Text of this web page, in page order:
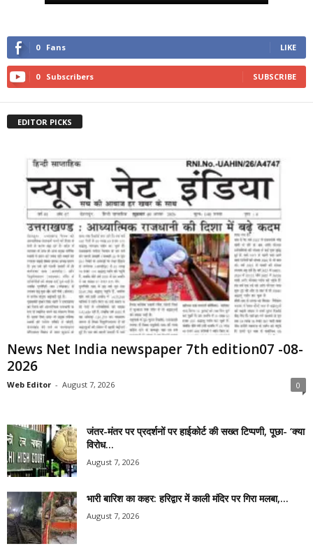
0 Fans LIKE
0 Subscribers SUBSCRIBE
EDITOR PICKS
News Net India newspaper 7th edition07 -08-
2026
Web Editor - August 7, 2026 0
जंतर-मंतर पर प्रदर्शनों पर हाईकोर्ट की सख्त टिप्पणी, पूछा- ‘क्या
विरोध...
August 7, 2026
भारी बारिश का कहर: हरिद्वार में काली मंदिर पर गिरा मलबा,...
August 7, 2026